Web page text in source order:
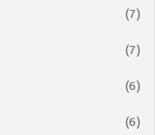
(7)
(7)
(6)
(6)